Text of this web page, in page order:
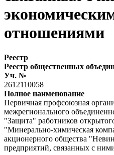
отношениями
Реестр
Реестр общественных
Уч. №
2612110058
Полное наименование
Первичная профсоюзная
межрегионального
"Защита" работников
"Минерально-химическая
акционерного общества
предприятий, связанных с